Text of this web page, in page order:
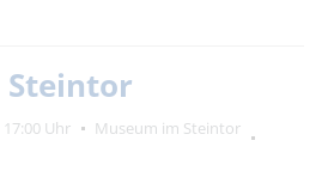
17:00 Uhr
Museum im Steintor